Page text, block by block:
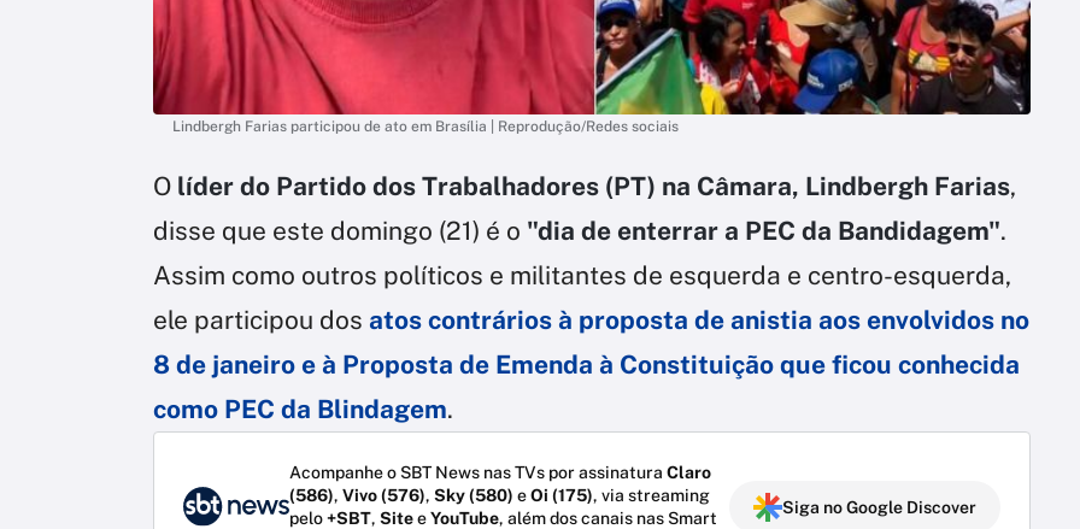
Lindbergh Farias participou de ato em Brasília | Reprodução/Redes sociais
O líder do Partido dos Trabalhadores (PT) na Câmara, Lindbergh Farias,
disse que este domingo (21) é o "dia de enterrar a PEC da Bandidagem".
Assim como outros políticos e militantes de esquerda e centro-esquerda,
ele participou dos atos contrários à proposta de anistia aos envolvidos no
8 de janeiro e à Proposta de Emenda à Constituição que ficou conhecida
como PEC da Blindagem.
Acompanhe o SBT News nas TVs por assinatura Claro
(586), Vivo (576), Sky (580) eOi (175), via streaming
pelo+SBT, SiteeYouTube, além dos canais nas Smart
Siga no Google Discover